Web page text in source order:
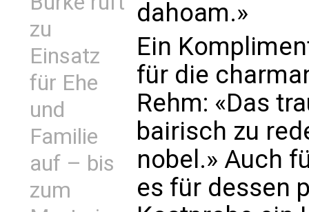
zu
Einsatz
für Ehe
und
Familie
auf – bis
zum
dahoam.»
Ein
für die
Rehm: «Das
bairisch zu
nobel.» Auch
es für dessen